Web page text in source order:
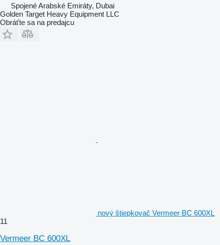
Spojené Arabské Emiráty, Dubai
Golden Target Heavy Equipment LLC
Obráťte sa na predajcu
nový štiepkovač Vermeer BC 600XL
11
Vermeer BC 600XL